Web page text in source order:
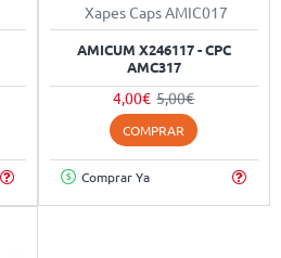
Xapes Caps AMIC017
AMICUM X246117 - CPC
AMC317
4,00€ 5,00€
COMPRAR
Comprar Ya